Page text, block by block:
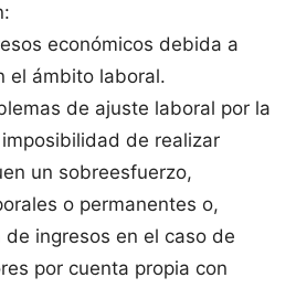
económicos debida a
el ámbito laboral.
de ajuste laboral por la
de realizar
un sobreesfuerzo,
o permanentes o,
ingresos en el caso de
por cuenta propia con